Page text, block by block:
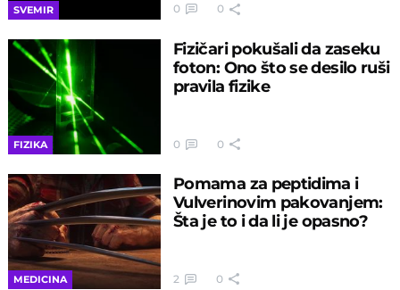
SVEMIR 0 0
FIZIKA
Fizičari pokušali da zaseku
foton: Ono što se desilo ruši
pravila fizike
0 0
MEDICINA
Pomama za peptidima i
Vulverinovim pakovanjem:
Šta je to i da li je opasno?
2 0